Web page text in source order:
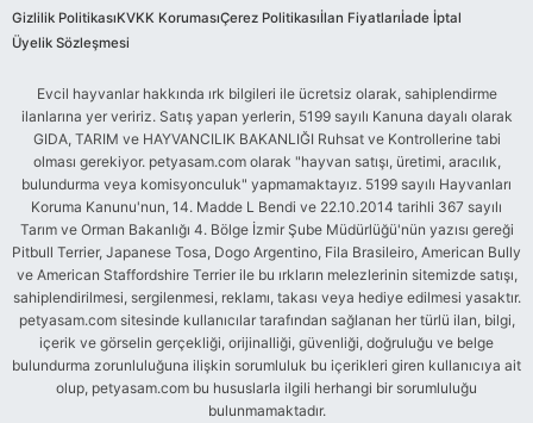
Gizlilik PolitikasıKVKK KorumasıÇerez Politikasıİlan Fiyatlarıİade İptal
Üyelik Sözleşmesi
Evcil hayvanlar hakkında ırk bilgileri ile ücretsiz olarak, sahiplendirme
ilanlarına yer veririz. Satış yapan yerlerin, 5199 sayılı Kanuna dayalı olarak
GIDA, TARIM ve HAYVANCILIK BAKANLIĞI Ruhsat ve Kontrollerine tabi
olması gerekiyor. petyasam.com olarak "hayvan satışı, üretimi, aracılık,
bulundurma veya komisyonculuk" yapmamaktayız. 5199 sayılı Hayvanları
Koruma Kanunu'nun, 14. Madde L Bendi ve 22.10.2014 tarihli 367 sayılı
Tarım ve Orman Bakanlığı 4. Bölge İzmir Şube Müdürlüğü'nün yazısı gereği
Pitbull Terrier, Japanese Tosa, Dogo Argentino, Fila Brasileiro, American Bully
ve American Staffordshire Terrier ile bu ırkların melezlerinin sitemizde satışı,
sahiplendirilmesi, sergilenmesi, reklamı, takası veya hediye edilmesi yasaktır.
petyasam.com sitesinde kullanıcılar tarafından sağlanan her türlü ilan, bilgi,
içerik ve görselin gerçekliği, orijinalliği, güvenliği, doğruluğu ve belge
bulundurma zorunluluğuna ilişkin sorumluluk bu içerikleri giren kullanıcıya ait
olup, petyasam.com bu hususlarla ilgili herhangi bir sorumluluğu
bulunmamaktadır.